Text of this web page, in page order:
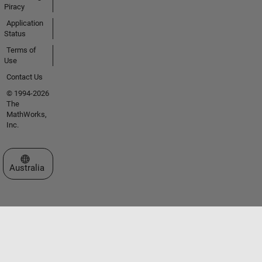
Piracy
Application
Status
Terms of
Use
Contact Us
© 1994-2026
The
MathWorks,
Inc.
Select a Web Site
Australia